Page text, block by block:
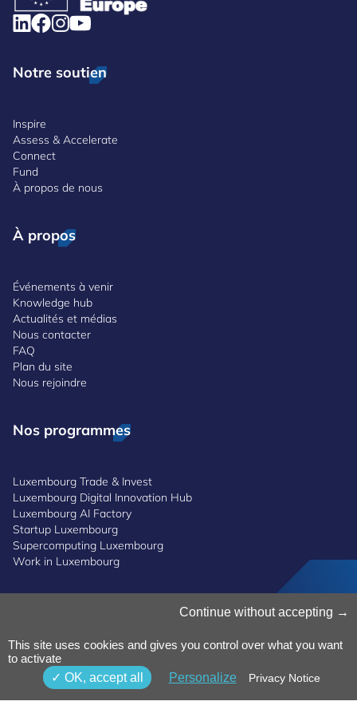
Notre soutien
Inspire
Assess & Accelerate
Connect
Fund
À propos de nous
À propos
Événements à venir
Knowledge hub
Actualités et médias
Nous contacter
FAQ
Plan du site
Nous rejoindre
Nos programmes
Luxembourg Trade & Invest
Luxembourg Digital Innovation Hub
Luxembourg AI Factory
Startup Luxembourg
Supercomputing Luxembourg
Work in Luxembourg
Notice de confidentialité
Conditions générales d’utilisation
Politique de lanceurs d'alerte
Accessibilité
Continue without accepting
This site uses cookies and gives you control over what you want
to activate
OK, accept all
Personalize Privacy Notice